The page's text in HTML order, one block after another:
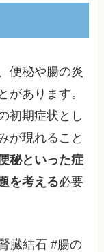
便秘や腸の炎
があります。
初期症状とし
が現れること
秘といった症
を考える必要
臓結石 #腸の